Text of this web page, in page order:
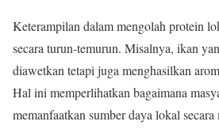
Keterampilan dalam mengolah protein
secara turun-temurun. Misalnya, ikan
diawetkan tetapi juga menghasilkan
Hal ini memperlihatkan bagaimana
memanfaatkan sumber daya lokal